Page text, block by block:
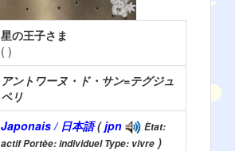
星の王子さま
( )
アントワーヌ・ド・サン=テグジュ
ペリ
Japonais / 日本語(jpn
Ètat:
actif Portèe: individuel Type: vivre )